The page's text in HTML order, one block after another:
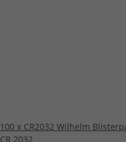
100 x CR2032 Wilhelm
CR 2032